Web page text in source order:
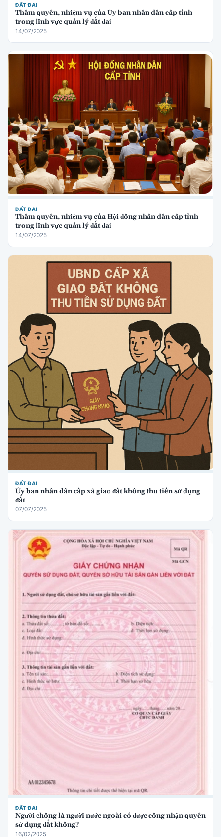
ĐẤT ĐAI
Thẩm quyền, nhiệm vụ của Ủy ban nhân dân cấp tỉnh
trong lĩnh vực quản lý đất đai
14/07/2025
ĐẤT ĐAI
Thẩm quyền, nhiệm vụ của Hội đồng nhân dân cấp tỉnh
trong lĩnh vực quản lý đất đai
14/07/2025
ĐẤT ĐAI
Ủy ban nhân dân cấp xã giao đất không thu tiền sử dụng
đất
07/07/2025
ĐẤT ĐAI
Người chồng là người nước ngoài có được công nhận quyền
sử dụng đất không?
16/02/2025